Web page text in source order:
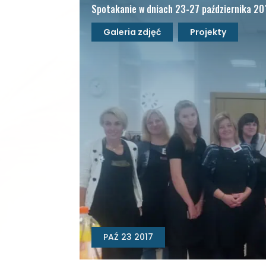
Spotakanie w dniach 23-27 października
PAŹ 23 2017
Galeria zdjęć Projekty